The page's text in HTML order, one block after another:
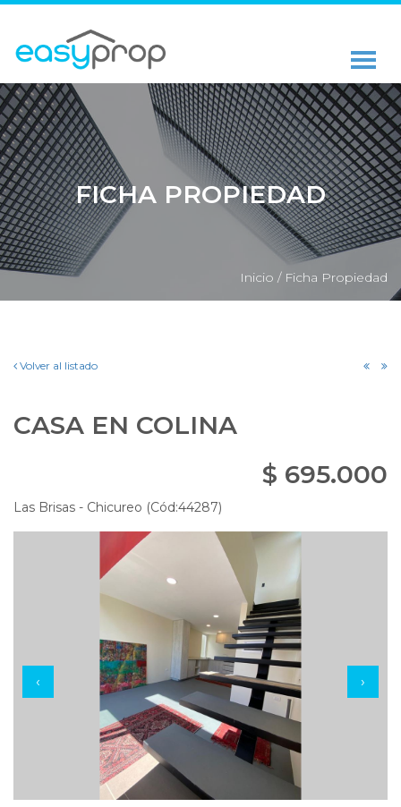
FICHA PROPIEDAD
Inicio / Ficha Propiedad
Volver al listado
CASA EN COLINA
$ 695.000
Las Brisas - Chicureo (Cód:44287)
‹ ›